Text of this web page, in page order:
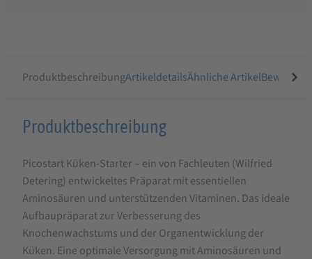
ProduktbeschreibungArtikeldetailsÄhnliche Artikel
Produktbeschreibung
Klaus
Pico
Start
Kükenstarter
Produktbeschreibung
Picostart Küken-Starter – ein von Fachleuten (Wilfried
Detering) entwickeltes Präparat mit essentiellen
Aminosäuren und unterstützenden Vitaminen. Das ideale
Aufbaupräparat zur Verbesserung des
Knochenwachstums und der Organentwicklung der
Küken. Eine optimale Versorgung mit Aminosäuren und